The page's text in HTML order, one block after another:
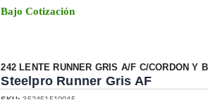
Bajo Cotización
242 LENTE RUNNER GRIS A/F C/CORDON Y
Steelpro Runner Gris AF
SKU: 352451510045